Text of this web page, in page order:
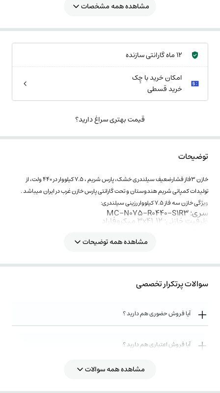
مشاهده همه مشخصات
12 ماه گارانتی سازنده
امکان خرید با چِک
خرید قسطی
قیمت بهتری سراغ دارید؟
توضیحات
خازن 3فاز فشارضعیف سیلندری خشک، پارس شریم ، 7.5 کیلووار در 440 ولت، از
تولیدات کمپانی شریم هندوستان و تحت گارانتی پارس خازن غرب در ایران میباشد .
ویژگی خازن سه فاز 7.5 کیلووار رزینی سیلندری:
سری: MC-N075-R0440-S1R3
ظرفیت خازنی: 3x41.12 میکروفاراد
مشاهده همه توضیحات
سوالات پرتکرار تخصصی
آیا فروش حضوری هم دارید ؟
آیا فروش اعتباری هم دارید ؟
روش های ارسال کالا به چه صورت میباشد ؟
مشاهده همه سوالات